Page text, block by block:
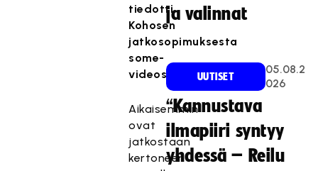
tiedotti
Kohosen
jatkosopimuksesta
some-
videossaan.
Aikaisemmin
ovat
jatkostaan
kertoneen
ja valinnat
UUTISET
05.08.2
026
“Kannustava
ilmapiiri syntyy
yhdessä – Reilu